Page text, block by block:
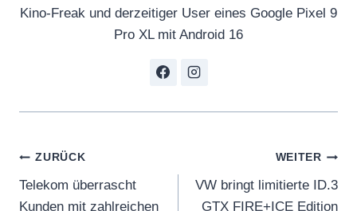
Kino-Freak und derzeitiger User eines Google Pixel 9
Pro XL mit Android 16
Beitragsnavigation
ZURÜCK
Telekom überrascht
Kunden mit zahlreichen
WEITER
VW bringt limitierte ID.3
GTX FIRE+ICE Edition